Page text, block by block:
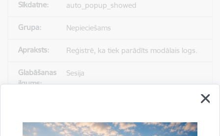
auto_popup_showed
Nepieciešams
Reģistrē, ka tiek parādīts modālais logs.
Sesija
Statistikas sīkdatnes (nepieciešamas, lai